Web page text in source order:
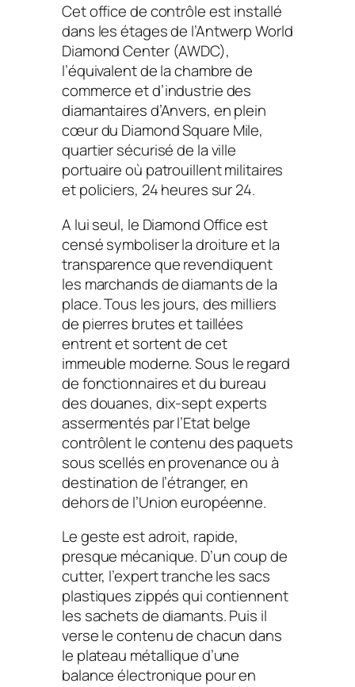
Cet office de contrôle est installé
dans les étages de l’Antwerp World
Diamond Center (AWDC),
l’équivalent de la chambre de
commerce et d’industrie des
diamantaires d’Anvers, en plein
cœur du Diamond Square Mile,
quartier sécurisé de la ville
portuaire où patrouillent militaires
et policiers, 24 heures sur 24.
A lui seul, le Diamond Office est
censé symboliser la droiture et la
transparence que revendiquent
les marchands de diamants de la
place. Tous les jours, des milliers
de pierres brutes et taillées
entrent et sortent de cet
immeuble moderne. Sous le regard
de fonctionnaires et du bureau
des douanes, dix-sept experts
assermentés par l’Etat belge
contrôlent le contenu des paquets
sous scellés en provenance ou à
destination de l’étranger, en
dehors de l’Union européenne.
Le geste est adroit, rapide,
presque mécanique. D’un coup de
cutter, l’expert tranche les sacs
plastiques zippés qui contiennent
les sachets de diamants. Puis il
verse le contenu de chacun dans
le plateau métallique d’une
balance électronique pour en